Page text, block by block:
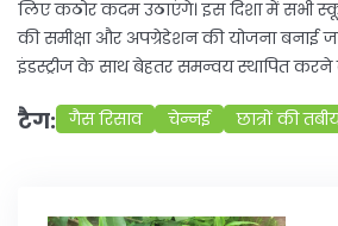
लिए कठोर कदम उठाएंगे। इस दिशा में सभी
की समीक्षा और अपग्रेडेशन की योजना बनाई
इंडस्ट्रीज के साथ बेहतर समन्वय स्थापित करने
टैग: गैस रिसाव चेन्नई छात्रों की